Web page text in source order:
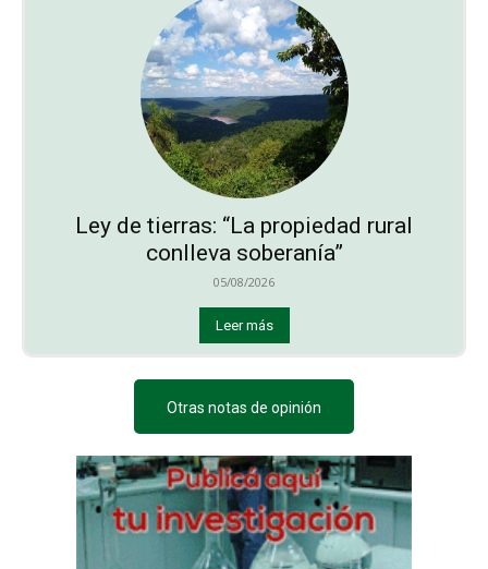
Ley de tierras: “La propiedad rural
conlleva soberanía”
05/08/2026
Leer más
Otras notas de opinión